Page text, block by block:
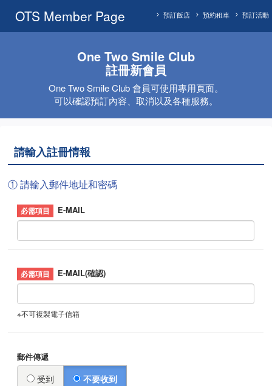
OTS Member Page 預訂活動
預約租車
預訂飯店
One Two Smile Club
註冊新會員
One Two Smile Club 會員可使用專用頁面。
可以確認預訂內容、取消以及各種服務。
請輸入註冊情報
① 請輸入郵件地址和密碼
E-MAIL
E-MAIL(確認)
※不可複製電子信箱
郵件傳遞
受到 不要收到